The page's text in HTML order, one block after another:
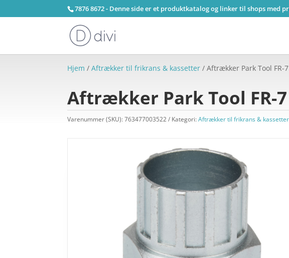
7876 8672 - Denne side er et produktkatalog og linker til shops med
Hjem /Aftrækker til frikrans & kassetter / Aftrækker Park Tool FR-
Aftrækker Park Tool FR-
Varenummer (SKU):763477003522 Kategori:Aftrækker til frikrans & kassetter